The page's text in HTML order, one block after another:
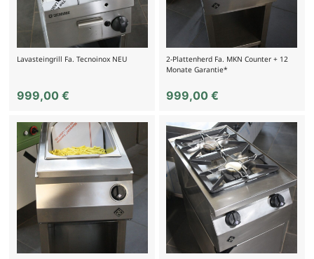
Lavasteingrill Fa. Tecnoinox NEU
999,00 €
2-Plattenherd Fa. MKN Counter + 12
Monate Garantie*
999,00€